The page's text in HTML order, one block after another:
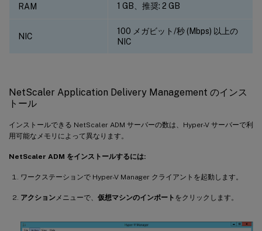
RAM 1 GB、推奨: 2 GB
NIC
100 メガビット/秒 (Mbps) 以上の
NIC
NetScaler Application Delivery Management のインス
トール
インストールできる NetScaler ADM サーバーの数は、Hyper-V サーバーで利
用可能なメモリによって異なります。
NetScaler ADM をインストールするには:
ワークステーションで Hyper-V Manager クライアントを起動します。
アクション メニューで、 仮想マシンのインポート をクリックします。